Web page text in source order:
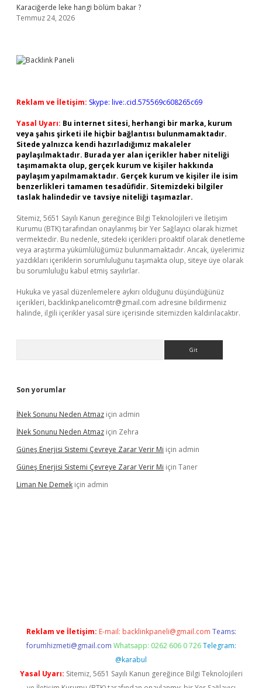
Karaciğerde leke hangi bölüm bakar ?
Temmuz 24, 2026
Reklam ve İletişim: Skype: live:.cid.575569c608265c69
Yasal Uyarı: Bu internet sitesi, herhangi bir marka, kurum
veya şahıs şirketi ile hiçbir bağlantısı bulunmamaktadır.
Sitede yalnızca kendi hazırladığımız makaleler
paylaşılmaktadır. Burada yer alan içerikler haber niteliği
taşımamakta olup, gerçek kurum ve kişiler hakkında
paylaşım yapılmamaktadır. Gerçek kurum ve kişiler ile isim
benzerlikleri tamamen tesadüfidir. Sitemizdeki bilgiler
taslak halindedir ve tavsiye niteliği taşımazlar.
Sitemiz, 5651 Sayılı Kanun gereğince Bilgi Teknolojileri ve İletişim
Kurumu (BTK) tarafından onaylanmış bir Yer Sağlayıcı olarak hizmet
vermektedir. Bu nedenle, sitedeki içerikleri proaktif olarak denetleme
veya araştırma yükümlülüğümüz bulunmamaktadır. Ancak, üyelerimiz
yazdıkları içeriklerin sorumluluğunu taşımakta olup, siteye üye olarak
bu sorumluluğu kabul etmiş sayılırlar.
Hukuka ve yasal düzenlemelere aykırı olduğunu düşündüğünüz
içerikleri, backlinkpanelicomtr@gmail.com adresine bildirmeniz
halinde, ilgili içerikler yasal süre içerisinde sitemizden kaldırılacaktır.
Son yorumlar
İNek Sonunu Neden Atmaz için admin
İNek Sonunu Neden Atmaz için Zehra
Güneş Enerjisi Sistemi Çevreye Zarar Verir Mi için admin
Güneş Enerjisi Sistemi Çevreye Zarar Verir Mi için Taner
Liman Ne Demek için admin
Reklam ve İletişim: E-mail: backlinkpaneli@gmail.com Teams:
forumhizmeti@gmail.com Whatsapp: 0262 606 0 726 Telegram:
@karabul
Yasal Uyarı: Sitemiz, 5651 Sayılı Kanun gereğince Bilgi Teknolojileri